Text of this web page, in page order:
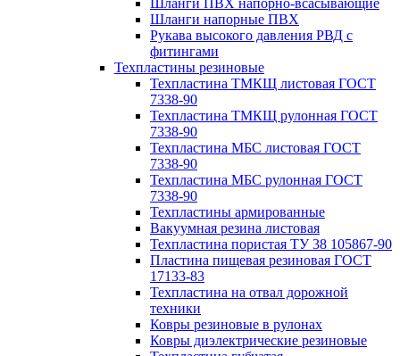
Шланги ПВХ напорно-всасывающие
Шланги напорные ПВХ
Рукава высокого давления РВД с
фитингами
Техпластины резиновые
Техпластина ТМКЩ листовая ГОСТ
7338-90
Техпластина ТМКЩ рулонная ГОСТ
7338-90
Техпластина МБС листовая ГОСТ
7338-90
Техпластина МБС рулонная ГОСТ
7338-90
Техпластины армированные
Вакуумная резина листовая
Техпластина пористая ТУ 38 105867-90
Пластина пищевая резиновая ГОСТ
17133-83
Техпластина на отвал дорожной
техники
Ковры резиновые в рулонах
Ковры диэлектрические резиновые